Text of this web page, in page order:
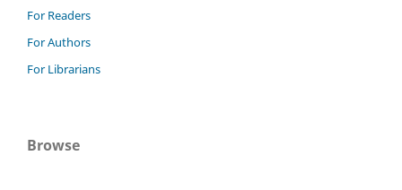
For Readers
For Authors
For Librarians
Browse